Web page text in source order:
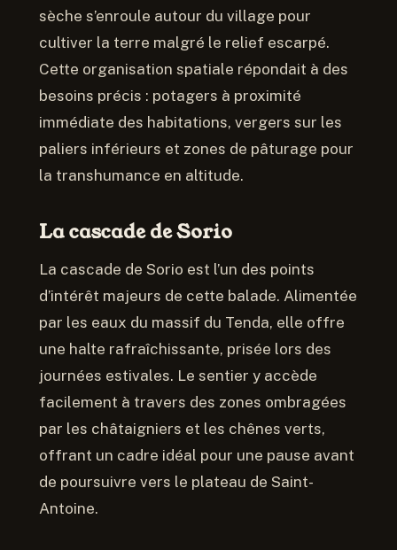
sèche s’enroule autour du village pour
cultiver la terre malgré le relief escarpé.
Cette organisation spatiale répondait à des
besoins précis : potagers à proximité
immédiate des habitations, vergers sur les
paliers inférieurs et zones de pâturage pour
la transhumance en altitude.
La cascade de Sorio
La cascade de Sorio est l’un des points
d’intérêt majeurs de cette balade. Alimentée
par les eaux du massif du Tenda, elle offre
une halte rafraîchissante, prisée lors des
journées estivales. Le sentier y accède
facilement à travers des zones ombragées
par les châtaigniers et les chênes verts,
offrant un cadre idéal pour une pause avant
de poursuivre vers le plateau de Saint-
Antoine.